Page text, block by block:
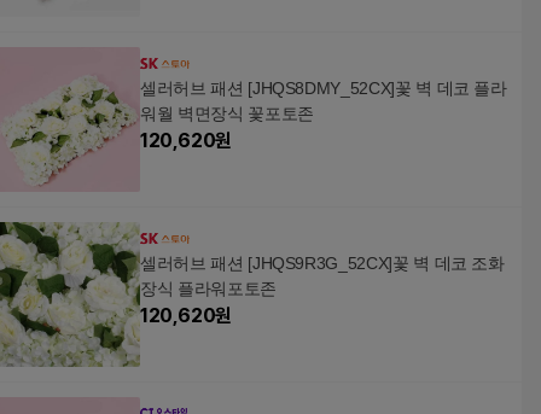
셀러허브 패션 [JHQS8DMY_52CX]꽃 벽 데코 플라
워월 벽면장식 꽃포토존
120,620원
셀러허브 패션 [JHQS9R3G_52CX]꽃 벽 데코 조화
장식 플라워포토존
120,620원